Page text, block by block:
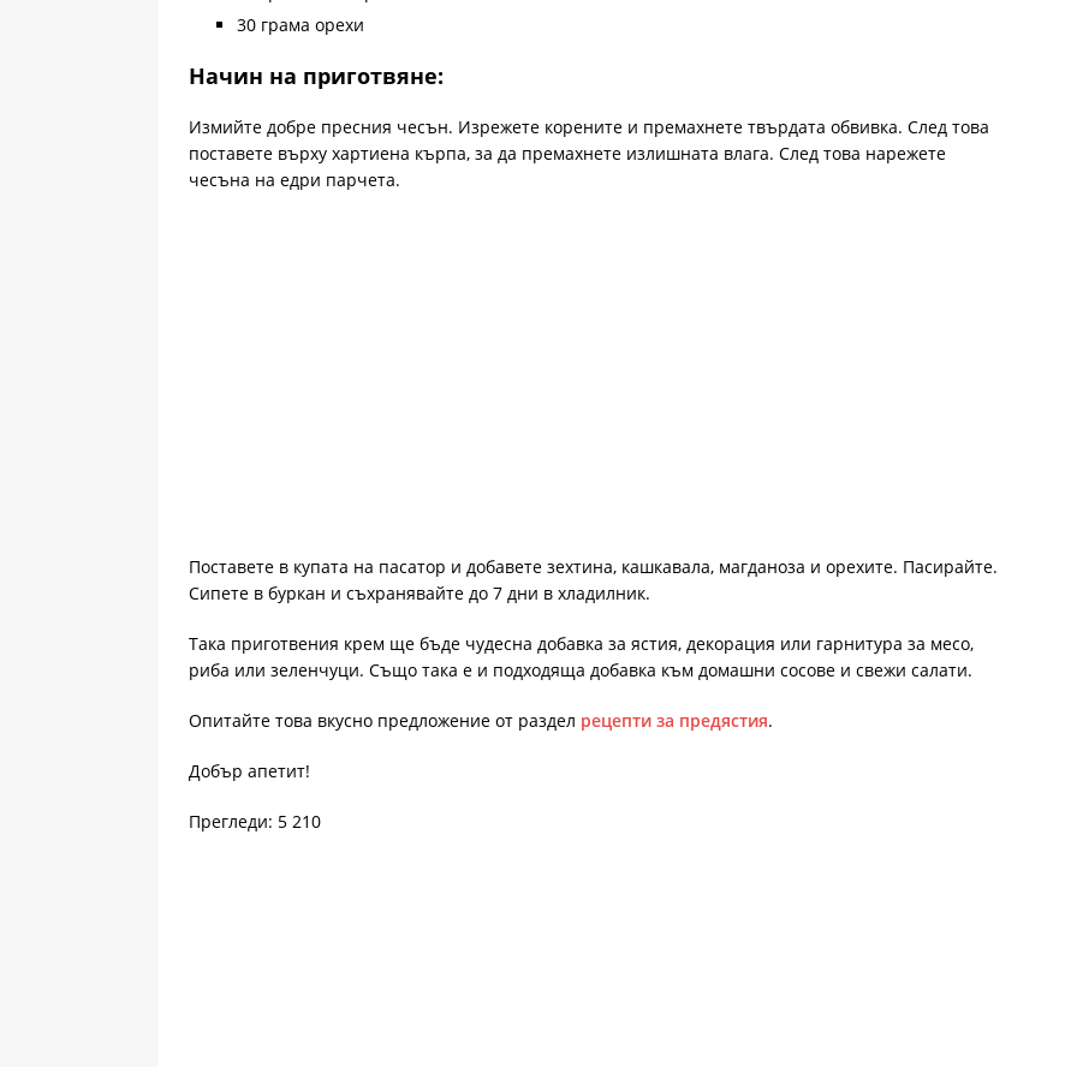
30 грама орехи
Начин на приготвяне:
Измийте добре пресния чесън. Изрежете корените и премахнете твърдата обвивка. След това
поставете върху хартиена кърпа, за да премахнете излишната влага. След това нарежете
чесъна на едри парчета.
Поставете в купата на пасатор и добавете зехтина, кашкавала, магданоза и орехите. Пасирайте.
Сипете в буркан и съхранявайте до 7 дни в хладилник.
Така приготвения крем ще бъде чудесна добавка за ястия, декорация или гарнитура за месо,
риба или зеленчуци. Също така е и подходяща добавка към домашни сосове и свежи салати.
Опитайте това вкусно предложение от раздел рецепти за предястия.
Добър апетит!
Прегледи: 5 210